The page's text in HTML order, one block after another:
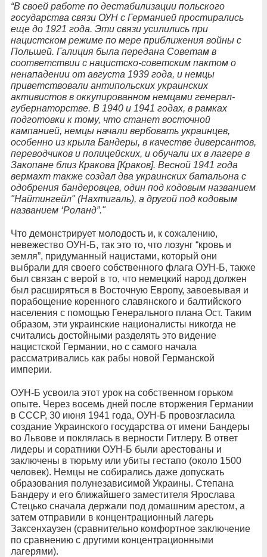
“В своей работе по дестабилизации польского
государства связи ОУН с Германией простирались
еще до 1921 года. Эти связи усилились при
нацистском режиме по мере приближения войны с
Польшей. Галиция была передана Советам в
соответствии с нацистско-советским пактом о
ненападении от августа 1939 года, и немцы
приветствовали антипольских украинских
активистов в оккупированном немцами генерал-
губернаторстве. В 1940 и 1941 годах, в рамках
подготовки к тому, что станет восточной
кампанией, немцы начали вербовать украинцев,
особенно из крыла Бандеры, в качестве диверсантов,
переводчиков и полицейских, и обучали их в лагере в
Закопане близ Кракова [Краков]. Весной 1941 года
вермахт также создал два украинских батальона с
одобрения бандеровцев, один под кодовым названием
"Найтингейл" (Нахтигаль), а другой под кодовым
названием ‘Роланд”."
Что демонстрирует молодость и, к сожалению,
невежество ОУН-Б, так это то, что лозунг “кровь и
земля”, придуманный нацистами, который они
выбрали для своего собственного флага ОУН-Б, также
был связан с верой в то, что немецкий народ должен
был расширяться в Восточную Европу, завоевывая и
порабощение коренного славянского и балтийского
населения с помощью Генерального плана Ост. Таким
образом, эти украинские националисты никогда не
считались достойными разделять это видение
нацистской Германии, но с самого начала
рассматривались как рабы новой Германской
империи.
ОУН-Б усвоила этот урок на собственном горьком
опыте. Через восемь дней после вторжения Германии
в СССР, 30 июня 1941 года, ОУН-Б провозгласила
создание Украинского государства от имени Бандеры
во Львове и поклялась в верности Гитлеру. В ответ
лидеры и соратники ОУН-Б были арестованы и
заключены в тюрьму или убиты гестапо (около 1500
человек). Немцы не собирались даже допускать
образования полунезависимой Украины. Степана
Бандеру и его ближайшего заместителя Ярослава
Стецько сначала держали под домашним арестом, а
затем отправили в концентрационный лагерь
Заксенхаузен (сравнительно комфортное заключение
по сравнению с другими концентрационными
лагерями).